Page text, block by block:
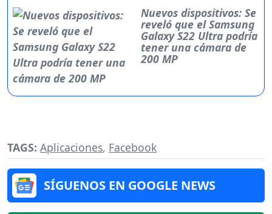
Nuevos dispositivos: Se
reveló que el Samsung
Galaxy S22 Ultra podría
tener una cámara de
200 MP
TAGS: Aplicaciones, Facebook
SÍGUENOS EN GOOGLE NEWS